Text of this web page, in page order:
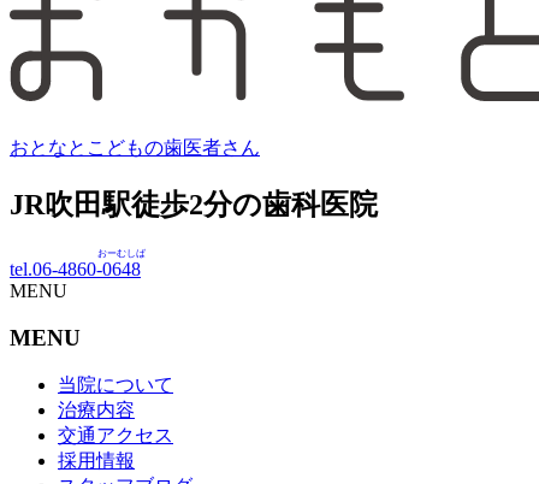
おとなとこどもの歯医者さん
JR吹田駅徒歩2分の歯科医院
tel.06-4860-0648
おーむしば
MENU
MENU
当院について
治療内容
交通アクセス
採用情報